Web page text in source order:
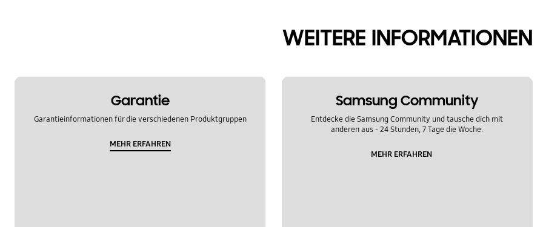
WEITERE INFORMATIONEN
Garantie
Garantieinformationen für die verschiedenen Produktgruppen
MEHR ERFAHREN
Samsung Community
Entdecke die Samsung Community und tausche dich mit
anderen aus - 24 Stunden, 7 Tage die Woche.
MEHR ERFAHREN